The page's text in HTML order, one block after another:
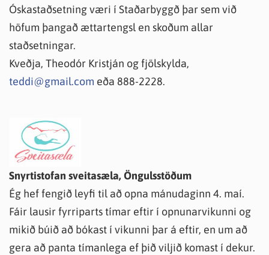
Óskastaðsetning væri í Staðarbyggð þar sem við
höfum þangað ættartengsl en skoðum allar
staðsetningar.
Kveðja, Theodór Kristján og fjölskylda,
teddi@gmail.com eða 888-2228.
Snyrtistofan sveitasæla, Öngulsstöðum
Ég hef fengið leyfi til að opna mánudaginn 4. maí.
Fáir lausir fyrriparts tímar eftir í opnunarvikunni og
mikið búið að bókast í vikunni þar á eftir, en um að
gera að panta tímanlega ef þið viljið komast í dekur.